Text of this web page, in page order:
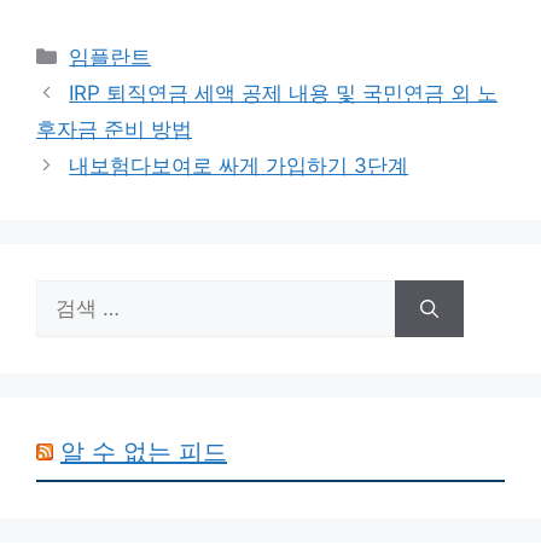
카
테
리
임플란트
IRP 퇴직연금 세액 공제 내용 및 국민연금 외 노
후자금 준비 방법
내보험다보여로 싸게 가입하기 3단계
색:
알 수 없는 피드